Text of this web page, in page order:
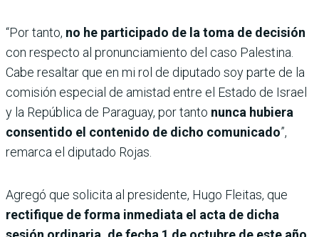
“Por tanto, no he participado de la toma de decisión
con respecto al pronunciamiento del caso Palestina.
Cabe resaltar que en mi rol de diputado soy parte de la
comisión especial de amistad entre el Estado de Israel
y la República de Paraguay, por tanto nunca hubiera
consentido el contenido de dicho comunicado”,
remarca el diputado Rojas.
Agregó que solicita al presidente, Hugo Fleitas, que
rectifique de forma inmediata el acta de dicha